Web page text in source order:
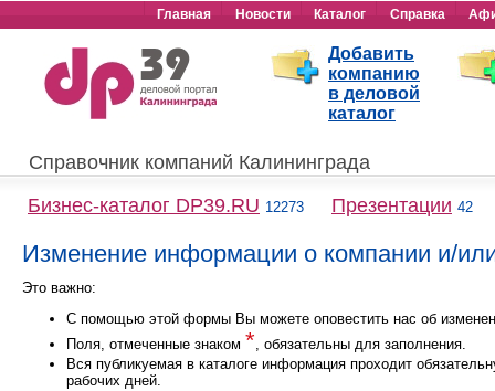
Главная Новости Каталог Справка
Добавить
компанию
в деловой
каталог
Справочник компаний Калининграда
Бизнес-каталог DP39.RU 12273 Презентации 42
Изменение информации о компании и/
Это важно:
С помощью этой формы Вы можете оповестить нас об
Поля, отмеченные знаком *, обязательны для заполнения.
Вся публикуемая в каталоге информация проходит
рабочих дней.